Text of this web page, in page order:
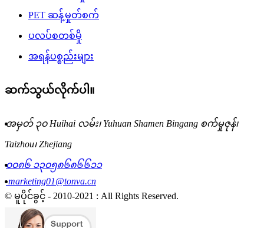
PET ဆန့်မှုတ်စက်
ပလပ်စတစ်မှို
အရန်ပစ္စည်းများ
ဆက်သွယ်လိုက်ပါ။
အမှတ် ၃၀ Huihai လမ်း၊ Yuhuan Shamen Bingang စက်မှုဇုန်၊
Taizhou၊ Zhejiang
၀၀၈၆ ၁၃၀၅၈၆၈၆၆၁၁
marketing01@tonva.cn
© မူပိုင်ခွင့် - 2010-2021 : All Rights Reserved.